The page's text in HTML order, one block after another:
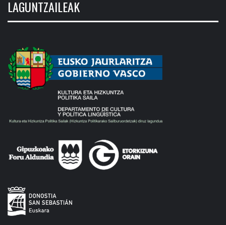
LAGUNTZAILEAK